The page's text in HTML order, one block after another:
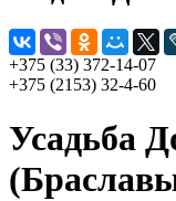
+375 (33) 372-14-07
+375 (2153) 32-4-60
Усадьба